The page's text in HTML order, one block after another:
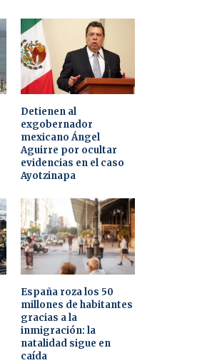
Detienen al
exgobernador
mexicano Ángel
Aguirre por ocultar
evidencias en el caso
Ayotzinapa
España roza los 50
millones de habitantes
gracias a la
inmigración: la
natalidad sigue en
caída